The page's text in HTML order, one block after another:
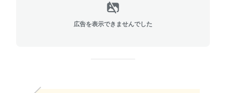
広告を表示できませんでした